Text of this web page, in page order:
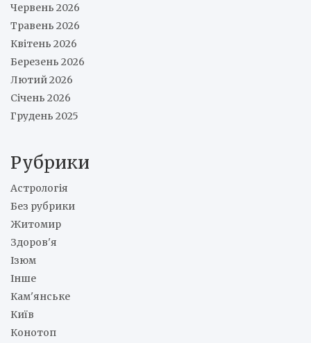
Червень 2026
Травень 2026
Квітень 2026
Березень 2026
Лютий 2026
Січень 2026
Грудень 2025
Рубрики
Астрологія
Без рубрики
Житомир
Здоров'я
Ізюм
Інше
Кам'янське
Київ
Конотоп